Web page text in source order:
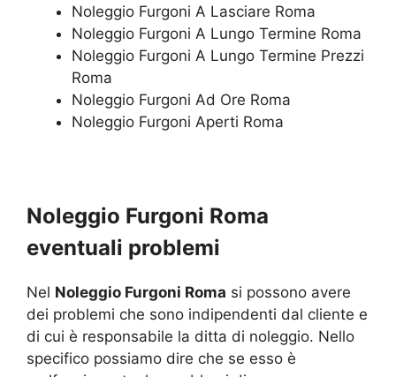
Noleggio Furgoni A Lasciare Roma
Noleggio Furgoni A Lungo Termine Roma
Noleggio Furgoni A Lungo Termine Prezzi
Roma
Noleggio Furgoni Ad Ore Roma
Noleggio Furgoni Aperti Roma
Noleggio Furgoni Roma
eventuali problemi
Nel Noleggio Furgoni Roma si possono avere
dei problemi che sono indipendenti dal cliente e
di cui è responsabile la ditta di noleggio. Nello
specifico possiamo dire che se esso è